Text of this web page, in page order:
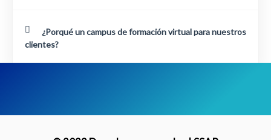
¿Porqué un campus de formación virtual para nuestros
clientes?